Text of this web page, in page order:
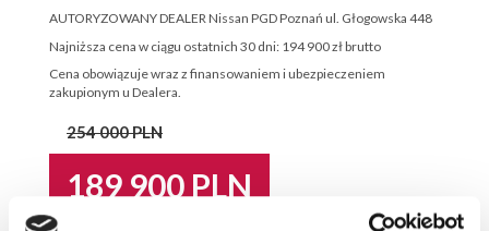
AUTORYZOWANY DEALER Nissan PGD Poznań ul. Głogowska 448
Najniższa cena w ciągu ostatnich 30 dni: 194 900 zł brutto
Cena obowiązuje wraz z finansowaniem i ubezpieczeniem
zakupionym u Dealera.
254 000 PLN
189 900 PLN